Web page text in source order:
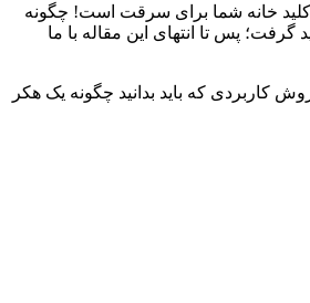
خانه شما برای سرقت است! چگونه
پس تا انتهای این مقاله با ما
کاربردی که باید بدانید چگونه یک هکر